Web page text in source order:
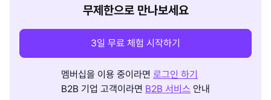
무제한으로 만나보세요
3일 무료 체험 시작하기
멤버십을 이용 중이라면 로그인 하기
B2B 기업 고객이라면 B2B 서비스 안내